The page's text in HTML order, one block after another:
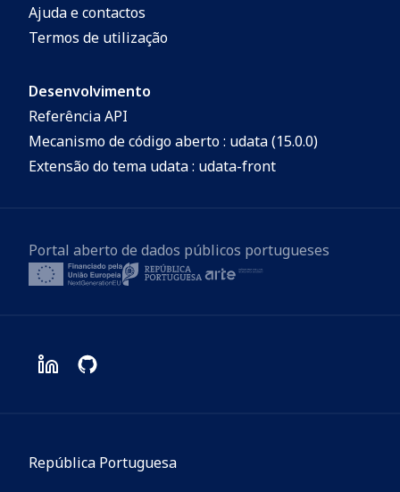
Ajuda e contactos
Termos de utilização
Desenvolvimento
Referência API
Mecanismo de código aberto : udata (15.0.0)
Extensão do tema udata : udata-front
Portal aberto de dados públicos portugueses
República Portuguesa